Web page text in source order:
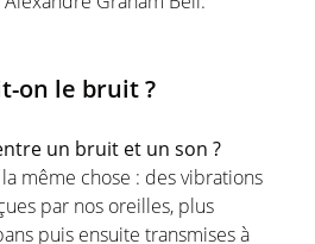
on le bruit ?
un bruit et un son ?
même chose : des vibrations
par nos oreilles, plus
puis ensuite transmises à